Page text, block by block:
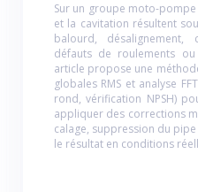
Sur un groupe moto-
et la cavitation résultent
balourd, désalignement,
défauts de roulements
article propose une
globales RMS et analyse
rond, vérification NPSH)
appliquer des corrections
calage, suppression du
le résultat en conditions